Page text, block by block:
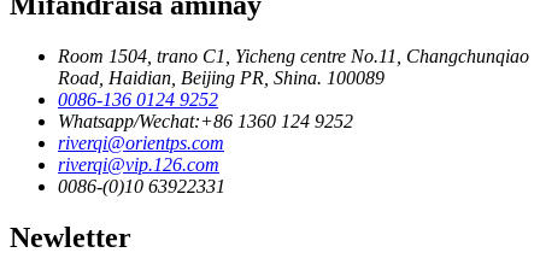
Room 1504, trano C1, Yicheng centre No.11, Changchunqiao
Road, Haidian, Beijing PR, Shina. 100089
0086-136 0124 9252
Whatsapp/Wechat:+86 1360 124 9252
riverqi@orientps.com
riverqi@vip.126.com
0086-(0)10 63922331
Newletter